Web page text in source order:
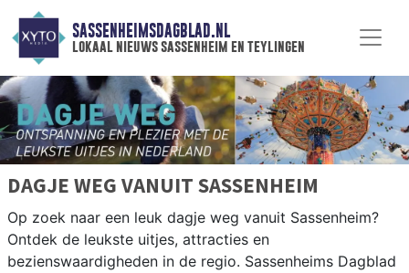
SASSENHEIMSDAGBLAD.NL
lokaal nieuws sassenheim en teylingen
DAGJE WEG VANUIT SASSENHEIM
Op zoek naar een leuk dagje weg vanuit Sassenheim?
Ontdek de leukste uitjes, attracties en
bezienswaardigheden in de regio. Sassenheims Dagblad